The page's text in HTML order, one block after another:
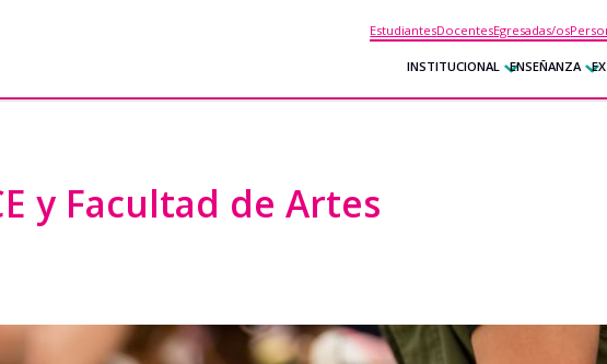
EstudiantesDocentesEgresadas/os
INSTITUCIONAL ENSEÑANZA
y Facultad de Artes